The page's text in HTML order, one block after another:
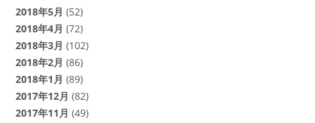
2018年5月 (52)
2018年4月 (72)
2018年3月 (102)
2018年2月 (86)
2018年1月 (89)
2017年12月 (82)
2017年11月 (49)